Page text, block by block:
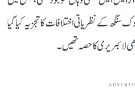
سنگھ کے نظریاتی اختلافات کا تجزیہ کیا گیا
لائبریری کا حصہ تھیں۔